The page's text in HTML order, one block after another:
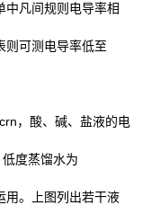
中凡间规则电导率相
则可测电导率低至
，酸、碱、盐液的电
度蒸馏水为
用。上图列出若干液